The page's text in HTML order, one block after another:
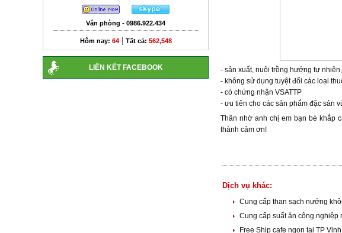
Văn phòng - 0986.922.434
Hôm nay: 64| Tất cả: 562,548
LIÊN KẾT FACEBOOK
- sản xuất, nuôi trồng hướng tự
- không sử dụng tuyệt đối các loại
- có chứng nhận VSATTP
- ưu tiên cho các sản phẩm đặc sản
Thân nhờ anh chị em bạn bè khắp
thành cảm ơn!
Dịch vụ khác:
Cung cấp than sạch nướng
Cung cấp suất ăn công nghiệp
Free Ship cafe ngon tại TP